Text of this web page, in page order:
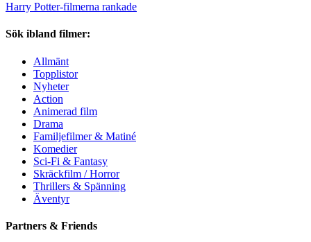
Harry Potter-filmerna rankade
Sök ibland filmer:
Allmänt
Topplistor
Nyheter
Action
Animerad film
Drama
Familjefilmer & Matiné
Komedier
Sci-Fi & Fantasy
Skräckfilm / Horror
Thrillers & Spänning
Äventyr
Partners & Friends